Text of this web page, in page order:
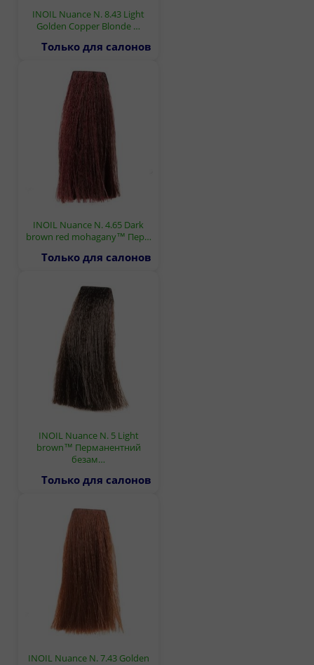
INOIL Nuance N. 8.43 Light
Golden Copper Blonde …
Только для салонов
INOIL Nuance N. 4.65 Dark
brown red mohagany™ Пер…
Только для салонов
INOIL Nuance N. 5 Light
brown™ Перманентний
безам…
Только для салонов
INOIL Nuance N. 7.43 Golden